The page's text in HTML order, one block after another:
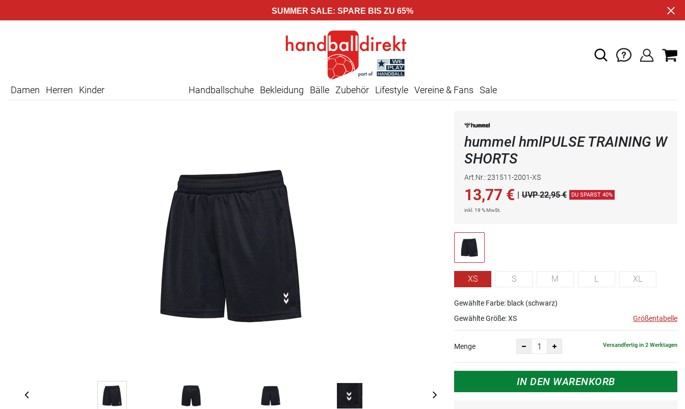
SUMMER SALE: SPARE BIS ZU 65%
Damen Herren Kinder Handballschuhe Bekleidung Bälle Zubehör Lifestyle Vereine & Fans Sale
hummel hmlPULSE TRAINING W
SHORTS
Art.Nr.: 231511-2001-XS
13,77 € | UVP 22,95 € DU SPARST 40%
inkl. 19 % MwSt.
XS S M L XL
Gewählte Farbe: black (schwarz)
Gewählte Größe:XS Größentabelle
Menge Versandfertig in 2 Werktagen
IN DEN WARENKORB